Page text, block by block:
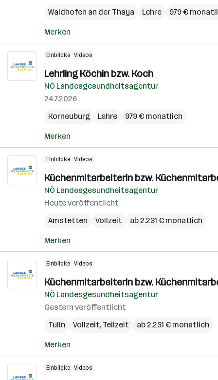
Waidhofen an der Thaya
Lehre 979 €
Merken
Einblicke Videos
Lehrling Köchin bzw. Koch
NÖ Landesgesundheitsagentur
24.7.2026
Korneuburg
Lehre 979 € monatlich
Merken
Einblicke Videos
Küchenmitarbeiterin bzw.
NÖ Landesgesundheitsagentur
Heute veröffentlicht
Amstetten
Vollzeit ab 2.231 € monatlich
Merken
Einblicke Videos
Küchenmitarbeiterin bzw.
NÖ Landesgesundheitsagentur
Gestern veröffentlicht
Tulln
Vollzeit, Teilzeit ab 2.231 € monatlich
Merken
Einblicke Videos